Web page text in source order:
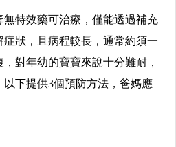
無特效藥可治療，僅能透過補充
狀，且病程較長，通常約須一
對年幼的寶寶來說十分難耐，
以下提供3個預防方法，爸媽應